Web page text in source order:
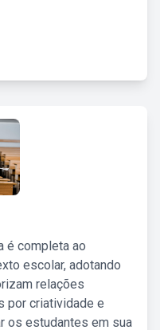
é completa ao
escolar, adotando
relações
por criatividade e
os estudantes em sua